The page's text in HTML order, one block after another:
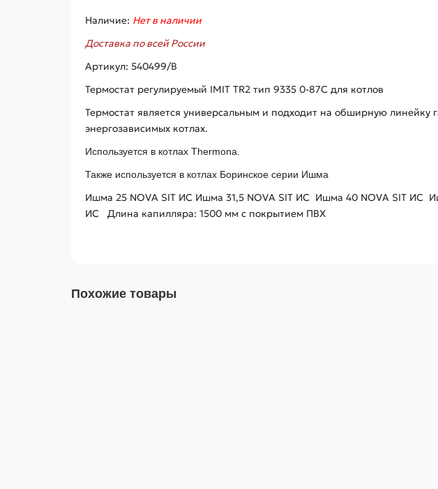
Наличие: Нет в наличии
Доставка по всей России
Артикул: 540499/B
Термостат регулируемый IMIT TR2 тип 9335 0-87C для котлов
Термостат является универсальным и подходит на обширную линейку
энергозависимых котлах.
Используется в котлах Thermona.
Также используется в котлах Боринское серии Ишма
Ишма 25 NOVA SIT ИС Ишма 31,5 NOVA SIT ИС Ишма 40 NOVA SIT ИС
ИС
Длина капилляра: 1500 мм с покрытием ПВХ
Похожие товары